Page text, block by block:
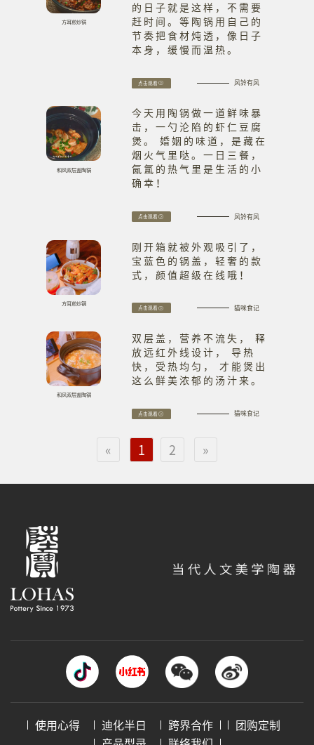
方耳煎炒锅
的日子就是这样，不需要
赶时间。等陶锅用自己的
节奏把食材炖透，像日子
本身，缓慢而温热。
点击观看 风铃有风
和风双层盖陶锅
今天用陶锅做一道鲜味暴
击，一勺沦陷的虾仁豆腐
煲。 婚姻的味道，是藏在
烟火气里哒。一日三餐，
氤氲的热气里是生活的小
确幸！
点击观看 风铃有风
方耳煎炒锅
刚开箱就被外观吸引了，
宝蓝色的锅盖，轻奢的款
式，颜值超级在线哦！
点击观看 猫咪食记
和风双层盖陶锅
双层盖，营养不流失， 释
放远红外线设计， 导热
快，受热均匀， 才能煲出
这么鲜美浓郁的汤汁来。
点击观看 猫咪食记
« 1 2 »
使用心得 迪化半日 跨界合作
团购定制